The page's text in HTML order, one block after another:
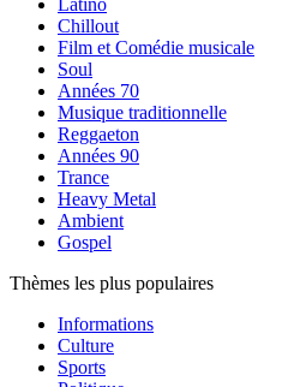
Latino
Chillout
Film et Comédie musicale
Soul
Années 70
Musique traditionnelle
Reggaeton
Années 90
Trance
Heavy Metal
Ambient
Gospel
Thèmes les plus populaires
Informations
Culture
Sports